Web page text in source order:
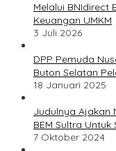
Melalui BNIdirect
Keuangan UMKM
3 Juli 2026
DPP Pemuda
Buton Selatan
18 Januari 2025
Judulnya Ajakan
BEM Sultra Untuk
7 Oktober 2024